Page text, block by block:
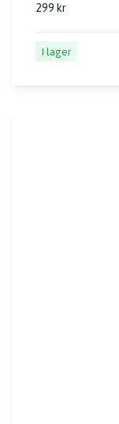
299 kr
I lager